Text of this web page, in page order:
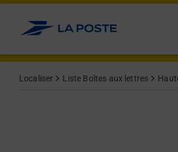
Allez au contenu
Localiser Liste Boîtes aux lettres